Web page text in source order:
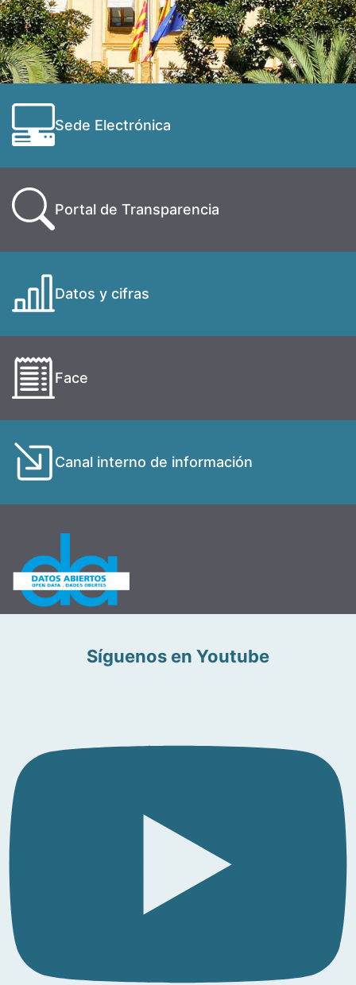
Sede Electrónica
Portal de Transparencia
Datos y cifras
Face
Canal interno de información
Síguenos en Youtube